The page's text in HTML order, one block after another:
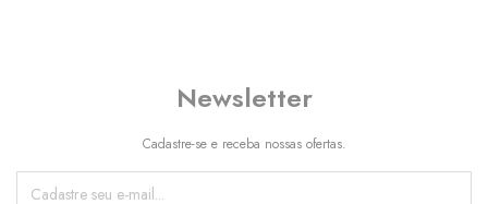
Newsletter
Cadastre-se e receba nossas ofertas.